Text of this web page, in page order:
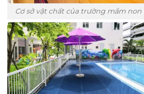
Cơ sở vật chất của trường mầm